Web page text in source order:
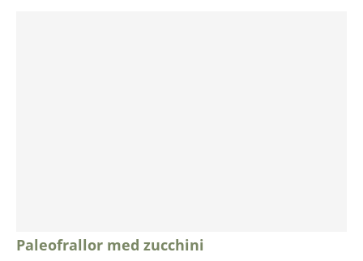
Paleofrallor med zucchini